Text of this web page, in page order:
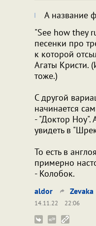
А название
"See how they
песенки про
к которой
Агаты Кристи.
тоже.)
С другой
начинается
- "Доктор
увидеть в
То есть в
примерно
- Колобок.
aldor Zevaka
14.11.22
22:06